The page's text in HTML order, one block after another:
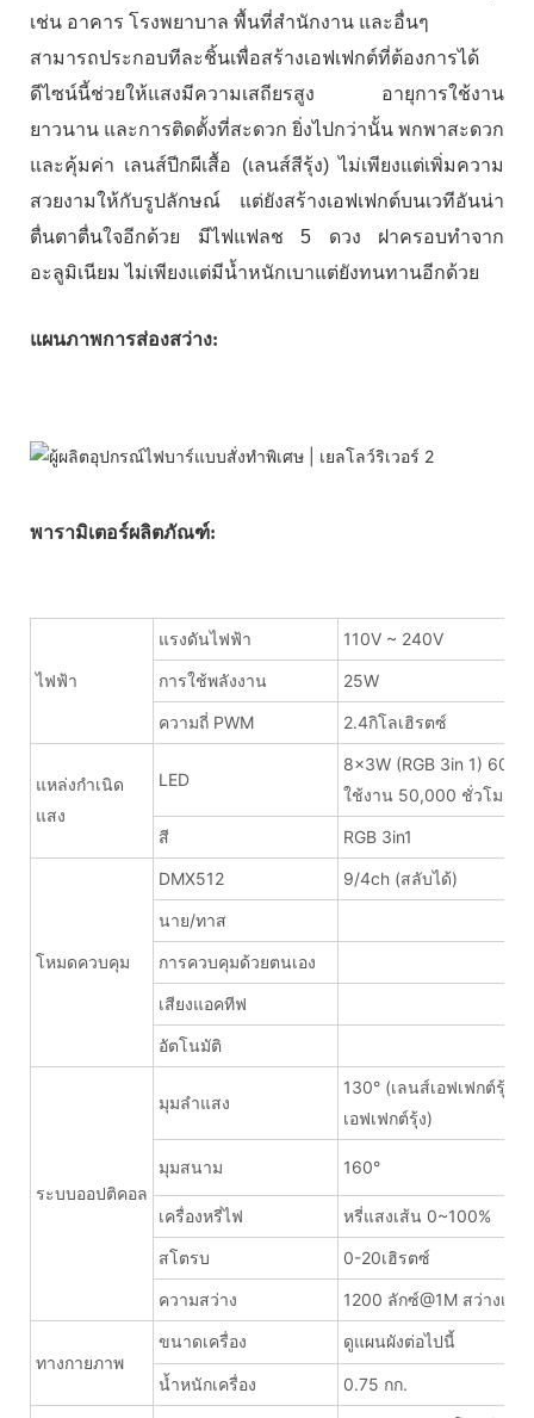
เช่น อาคาร โรงพยาบาล พื้นที่สำนักงาน และอื่นๆ
สามารถประกอบทีละชิ้นเพื่อสร้างเอฟเฟกต์ที่ต้องการได้
ดีไซน์นี้ช่วยให้แสงมีความเสถียรสูง อายุการใช้งาน
ยาวนาน และการติดตั้งที่สะดวก ยิ่งไปกว่านั้น พกพาสะดวก
และคุ้มค่า เลนส์ปีกผีเสื้อ (เลนส์สีรุ้ง) ไม่เพียงแต่เพิ่มความ
สวยงามให้กับรูปลักษณ์ แต่ยังสร้างเอฟเฟกต์บนเวทีอันน่า
ตื่นตาตื่นใจอีกด้วย มีไฟแฟลช 5 ดวง ฝาครอบทำจาก
อะลูมิเนียม ไม่เพียงแต่มีน้ำหนักเบาแต่ยังทนทานอีกด้วย
แผนภาพการส่องสว่าง:
พารามิเตอร์ผลิตภัณฑ์:
ไฟฟ้า
แรงดันไฟฟ้า 110V ~ 240V
การใช้พลังงาน 25W
ความถี่ PWM 2.4กิโลเฮิรตซ์
แหล่งกำเนิด
แสง
LED
8x3W (RGB 3in 1)
ใช้งาน 50,000 ชั่วโมง
สี RGB 3in1
โหมดควบคุม
DMX512 9/4ch (สลับได้)
นาย/ทาส
การควบคุมด้วยตนเอง
เสียงแอคทีฟ
อัตโนมัติ
ระบบออปติคอล
มุมลำแสง
130° (เลนส์เอฟเฟกต์รุ้งส
เอฟเฟกต์รุ้ง)
มุมสนาม 160°
เครื่องหรี่ไฟ หรี่แสงเส้น 0~100%
สโตรบ 0-20เฮิรตซ์
ความสว่าง 1200 ลักซ์@1M สว่างเต็ม
ทางกายภาพ
ขนาดเครื่อง ดูแผนผังต่อไปนี้
น้ำหนักเครื่อง 0.75 กก.